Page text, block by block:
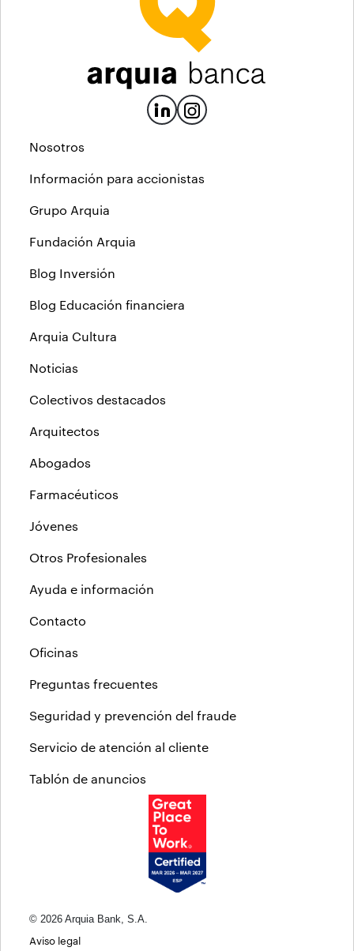
Nosotros
Información para accionistas
Grupo Arquia
Fundación Arquia
Blog Inversión
Blog Educación financiera
Arquia Cultura
Noticias
Colectivos destacados
Arquitectos
Abogados
Farmacéuticos
Jóvenes
Otros Profesionales
Ayuda e información
Contacto
Oficinas
Preguntas frecuentes
Seguridad y prevención del fraude
Servicio de atención al cliente
Tablón de anuncios
© 2026 Arquia Bank, S.A.
Aviso legal